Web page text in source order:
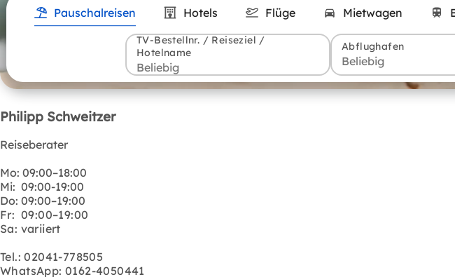
Pauschalreisen Hotels Flüge Mietwagen
TV-Bestellnr. / Reiseziel /
Hotelname
Abflughafen
Philipp Schweitzer
Reiseberater
Mo: 09:00–18:00
Mi: 09:00-19:00
Do: 09:00–19:00
Fr: 09:00–19:00
Sa: variiert
Tel.: 02041-778505
WhatsApp: 0162-4050441